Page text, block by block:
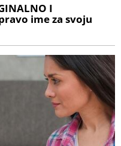
I
ime za svoju